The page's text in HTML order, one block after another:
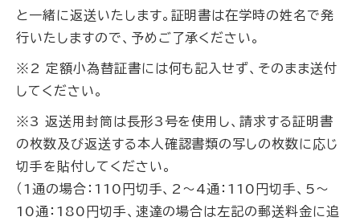
と一緒に返送いたします。証明書は在学時の姓名で発
行いたしますので、予めご了承ください。
※2 定額小為替証書には何も記入せず、そのまま送付
してください。
※3 返送用封筒は長形3号を使用し、請求する証明書
の枚数及び返送する本人確認書類の写しの枚数に応じ
切手を貼付してください。
（1通の場合：110円切手、2～4通：110円切手、5～
10通：180円切手、速達の場合は左記の郵送料金に追